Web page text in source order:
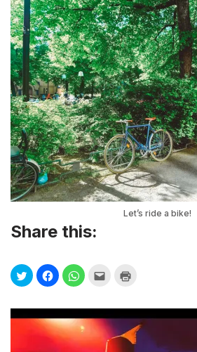
Let’s ride a bike!
Share this: